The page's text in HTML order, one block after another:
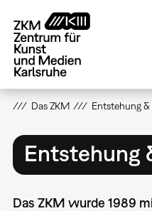
zum
Inhalt
Das ZKM Entstehung
Entstehung
Das ZKM wurde 1989